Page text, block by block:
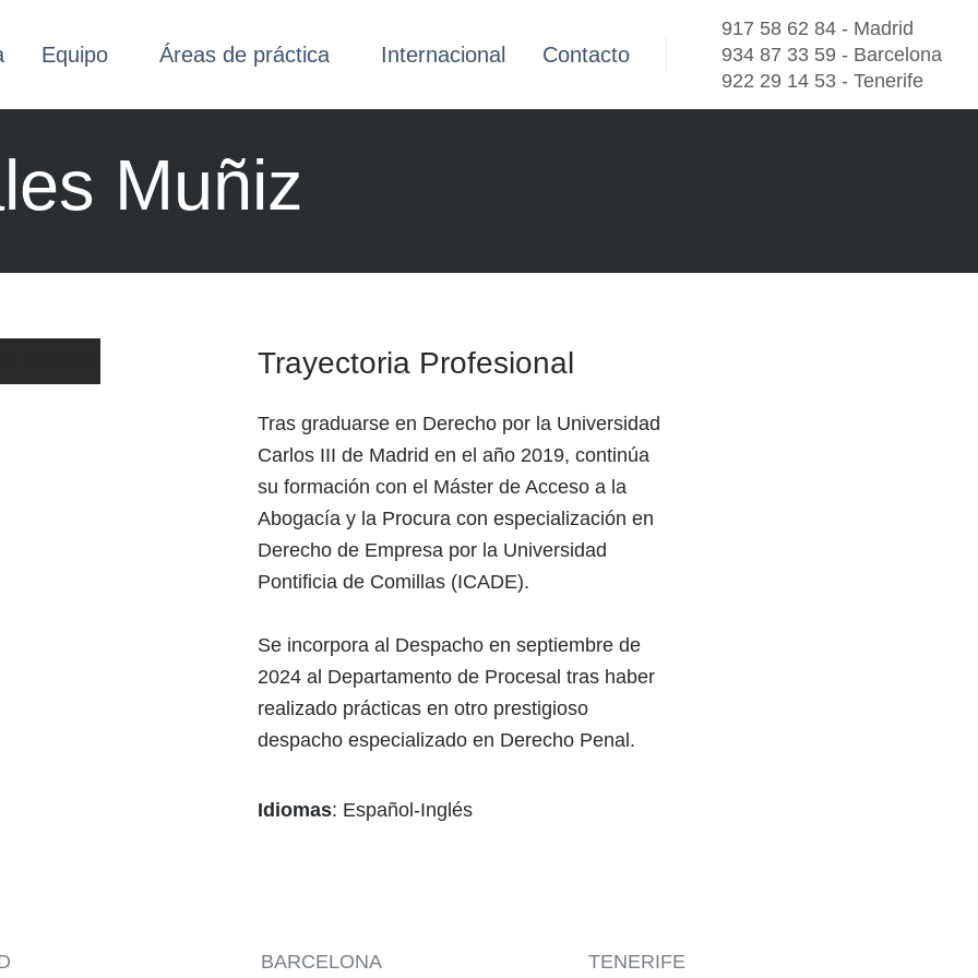
Equipo Áreas de práctica Internacional Contacto
917 58 62 84 - Madrid
934 87 33 59 - Barcelona
922 29 14 53 - Tenerife
Muñiz
Trayectoria Profesional
Tras graduarse en Derecho por la Universidad
Carlos III de Madrid en el año 2019, continúa
su formación con el Máster de Acceso a la
Abogacía y la Procura con especialización en
Derecho de Empresa por la Universidad
Pontificia de Comillas (ICADE).
Se incorpora al Despacho en septiembre de
2024 al Departamento de Procesal tras haber
realizado prácticas en otro prestigioso
despacho especializado en Derecho Penal.
Idiomas: Español-Inglés
BARCELONA TENERIFE